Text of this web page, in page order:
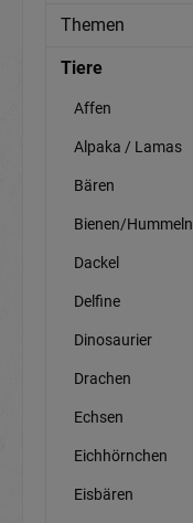
Themen
Tiere
Affen
Alpaka / Lamas
Bären
Bienen/Hummeln
Dackel
Delfine
Dinosaurier
Drachen
Echsen
Eichhörnchen
Eisbären